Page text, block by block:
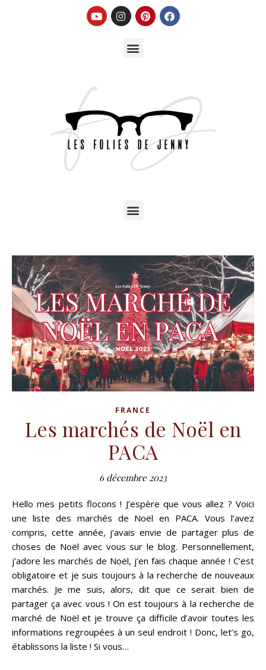
FRANCE
Les marchés de Noël en
PACA
6 décembre 2023
Hello mes petits flocons ! J’espère que vous allez ? Voici
une liste des marchés de Noël en PACA. Vous l’avez
compris, cette année, j’avais envie de partager plus de
choses de Noël avec vous sur le blog. Personnellement,
j’adore les marchés de Noël, j’en fais chaque année ! C’est
obligatoire et je suis toujours à la recherche de nouveaux
marchés. Je me suis, alors, dit que ce serait bien de
partager ça avec vous ! On est toujours à la recherche de
marché de Noël et je trouve ça difficile d’avoir toutes les
informations regroupées à un seul endroit ! Donc, let’s go,
établissons la liste ! Si vous…